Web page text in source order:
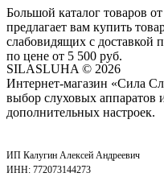
Большой каталог товаров
предлагает вам купить
слабовидящих с доставкой
по цене от 5 500 руб.
SILASLUHA © 2026
Интернет-магазин «Сила
выбор слуховых аппаратов
дополнительных настроек.
ИП Калугин Алексей Андреевич
ИНН: 772073144273